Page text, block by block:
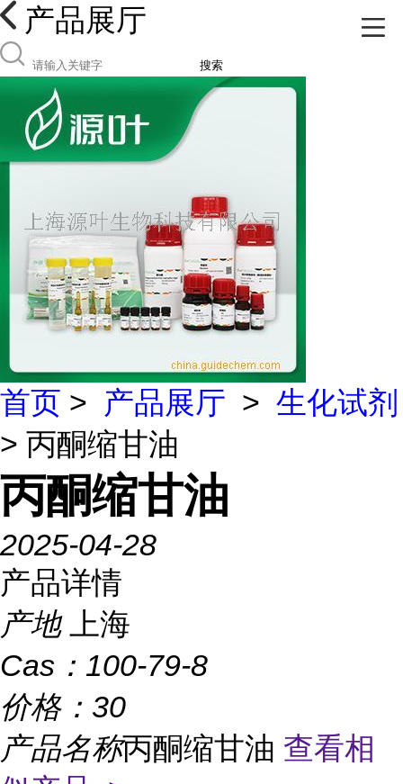
产品展厅
搜索
首页 > 产品展厅 > 生化试剂
> 丙酮缩甘油
丙酮缩甘油
2025-04-28
产品详情
产地
上海
Cas： 100-79-8
价格： 30
产品名称丙酮缩甘油 查看相